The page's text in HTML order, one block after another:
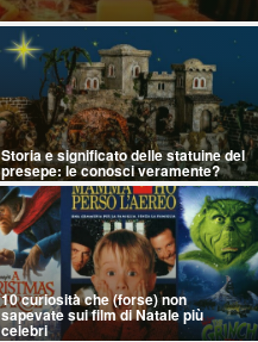
Storia e significato delle statuine del
presepe: le conosci veramente?
10 curiosità che (forse) non
sapevate sui film di Natale più
celebri